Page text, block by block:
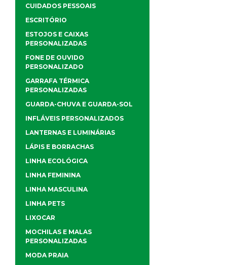
CUIDADOS PESSOAIS
ESCRITÓRIO
ESTOJOS E CAIXAS
PERSONALIZADAS
FONE DE OUVIDO
PERSONALIZADO
GARRAFA TÉRMICA
PERSONALIZADAS
GUARDA-CHUVA E GUARDA-SOL
INFLÁVEIS PERSONALIZADOS
LANTERNAS E LUMINÁRIAS
LÁPIS E BORRACHAS
LINHA ECOLÓGICA
LINHA FEMININA
LINHA MASCULINA
LINHA PETS
LIXOCAR
MOCHILAS E MALAS
PERSONALIZADAS
MODA PRAIA